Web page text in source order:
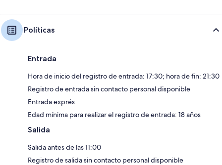
Políticas
Entrada
Hora de inicio del registro de entrada: 17:30; hora de fin: 21:30
Registro de entrada sin contacto personal disponible
Entrada exprés
Edad mínima para realizar el registro de entrada: 18 años
Salida
Salida antes de las 11:00
Registro de salida sin contacto personal disponible